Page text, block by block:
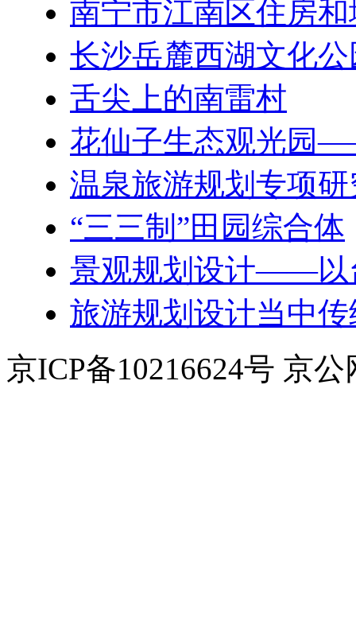
南宁市江南区住房
长沙岳麓西湖文化
舌尖上的南雷村
花仙子生态观光园
温泉旅游规划专项研
“三三制”田园综合体
景观规划设计——以
旅游规划设计当中
京ICP备10216624号 京